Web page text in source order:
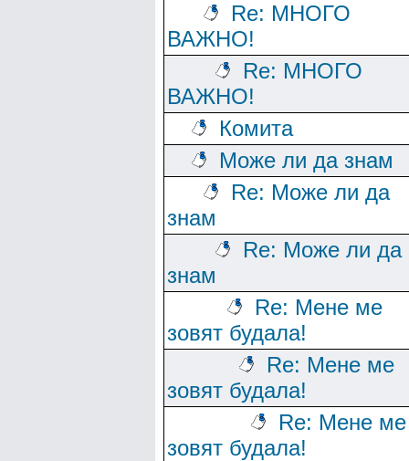
Re: МНОГО
ВАЖНО!
Re: МНОГО
ВАЖНО!
Комита
Може ли да знам
Re: Може ли да
знам
Re: Може ли да
знам
Re: Мене ме
зовят будала!
Re: Мене ме
зовят будала!
Re: Мене ме
зовят будала!